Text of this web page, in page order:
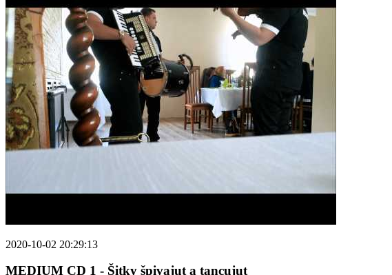
2020-10-02 20:29:13
MEDIUM CD 1 - Šitky špivajut a tancujut